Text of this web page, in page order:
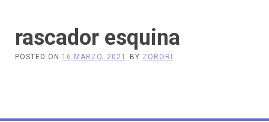
rascador esquina
POSTED ON 16 MARZO, 2021 BY ZORORI